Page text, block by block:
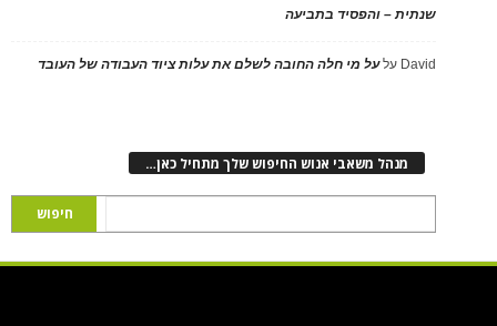
שנתית – והפסיד בתביעה
David עלעל מי חלה החובה לשלם את עלות ציוד העבודה של העובד
מנהל משאבי אנוש החיפוש שלך מתחיל כאן…